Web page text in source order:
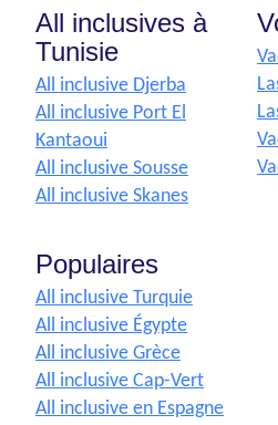
All inclusives à
Tunisie
All inclusive Djerba
All inclusive Port El
Kantaoui
All inclusive Sousse
All inclusive Skanes
Populaires
All inclusive Turquie
All inclusive Égypte
All inclusive Grèce
All inclusive Cap-Vert
All inclusive en Espagne